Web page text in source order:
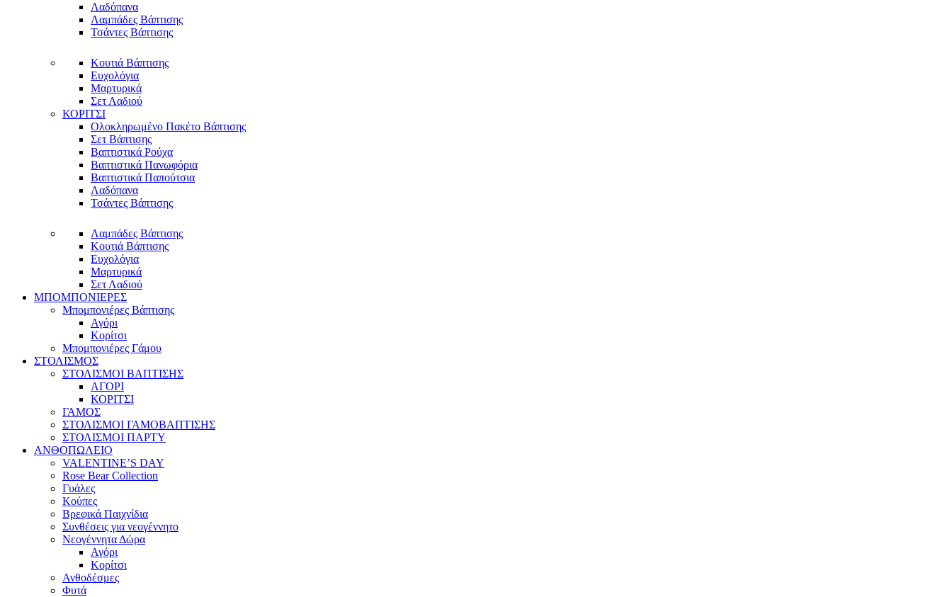
Λαδόπανα
Λαμπάδες Βάπτισης
Τσάντες Βάπτισης
Κουτιά Βάπτισης
Ευχολόγια
Μαρτυρικά
Σετ Λαδιού
ΚΟΡΙΤΣΙ
Ολοκληρωμένο Πακέτο Βάπτισης
Σετ Βάπτισης
Βαπτιστικά Ρούχα
Βαπτιστικά Πανωφόρια
Βαπτιστικά Παπούτσια
Λαδόπανα
Τσάντες Βάπτισης
Λαμπάδες Βάπτισης
Κουτιά Βάπτισης
Ευχολόγια
Μαρτυρικά
Σετ Λαδιού
ΜΠΟΜΠΟΝΙΕΡΕΣ
Μπομπονιέρες Βάπτισης
Αγόρι
Κορίτσι
Μπομπονιέρες Γάμου
ΣΤΟΛΙΣΜΟΣ
ΣΤΟΛΙΣΜΟΙ ΒΑΠΤΙΣΗΣ
ΑΓΟΡΙ
ΚΟΡΙΤΣΙ
ΓΑΜΟΣ
ΣΤΟΛΙΣΜΟΙ ΓΑΜΟΒΑΠΤΙΣΗΣ
ΣΤΟΛΙΣΜΟΙ ΠΑΡΤΥ
ΑΝΘΟΠΩΛΕΙΟ
VALENTINE’S DAY
Rose Bear Collection
Γυάλες
Κούπες
Βρεφικά Παιχνίδια
Συνθέσεις για νεογέννητο
Νεογέννητα Δώρα
Αγόρι
Κορίτσι
Ανθοδέσμες
Φυτά